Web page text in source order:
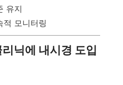
유지
적 모니터링
닉에 내시경 도입